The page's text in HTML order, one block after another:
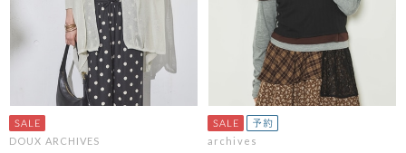
DOUX ARCHIVES archives